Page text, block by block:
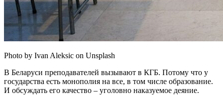
Photo by Ivan Aleksic on Unsplash
В Беларуси преподавателей вызывают в КГБ. Потому что у
государства есть монополия на все, в том числе образование.
И обсуждать его качество – уголовно наказуемое деяние.